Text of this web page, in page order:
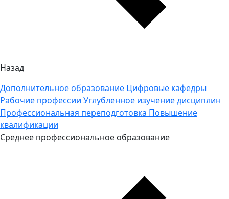
Назад
Дополнительное образование Цифровые кафедры
Рабочие профессии Углубленное изучение дисциплин
Профессиональная переподготовка Повышение
квалификации
Среднее профессиональное образование